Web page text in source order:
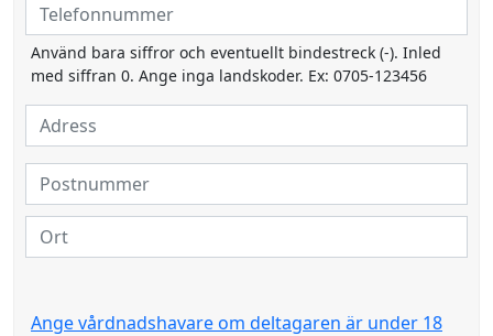
Använd bara siffror och eventuellt bindestreck (-). Inled
med siffran 0. Ange inga landskoder. Ex: 0705-123456
Ange vårdnadshavare om deltagaren är under 18